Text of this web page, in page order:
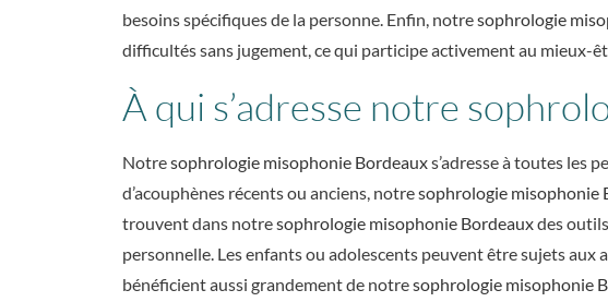
besoins spécifiques de la personne. Enfin, notresophrologie
difficultés sans jugement, ce qui participe activement au mieux-
À qui s’adresse notre
Notresophrologie misophonie Bordeauxs’adresse à toutes les
d’acouphènes récents ou anciens, notresophrologie misophonie
trouvent dans notresophrologie misophonie Bordeauxdes
personnelle. Les enfants ou adolescents peuvent être sujets aux
bénéficient aussi grandement de notresophrologie misophonie